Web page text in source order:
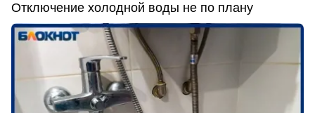
Отключение холодной воды не по плану